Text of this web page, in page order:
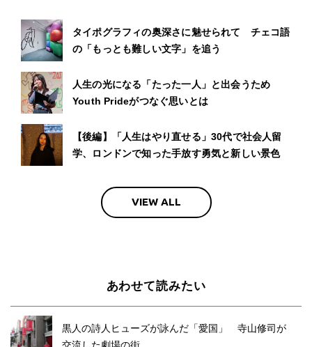
タイポグラフィの奥深さに魅せられて チェコ語
の「もっとも難しい文字」を追う
人生の光になる「たった一人」と出会うため
Youth Prideがつなぐ思いとは
【後編】「人生はやり直せる」30代で社会人留
学、ロンドンで知った手放す勇気と新しい景色
VIEW ALL
あわせて読みたい
黒人の詩人ヒューズが詠んだ「愛国」 寺山修司が
交流した劇場の街